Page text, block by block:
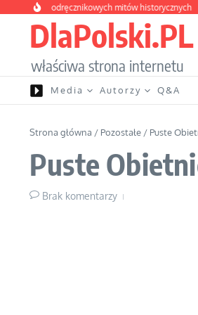
Przejdź do treści
strona podręcznikowych mitów historycznych
DlaPolski.PL
właściwa strona internetu
Media Autorzy Q&A
Strona główna / Pozostałe / Puste
Puste
Brak komentarzy